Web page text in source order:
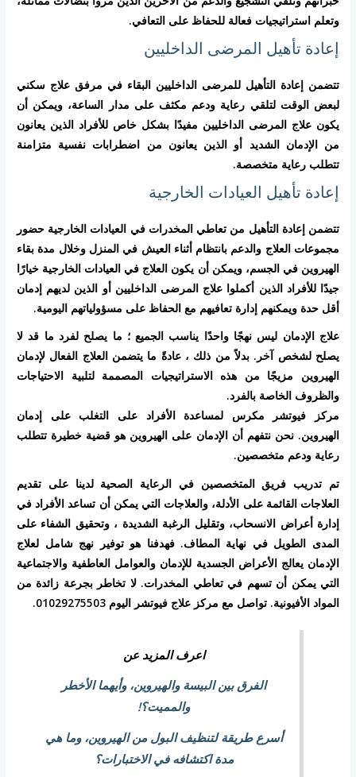
وتعلم استراتيجيات فعالة للحفاظ على التعافي.
إعادة تأهيل المرضى الداخليين
تتضمن إعادة التأهيل للمرضى الداخليين البقاء في مرفق علاج سكني
لبعض الوقت لتلقي رعاية ودعم مكثف على مدار الساعة، ويمكن أن
يكون علاج المرضى الداخليين مفيدًا بشكل خاص للأفراد الذين يعانون
من الإدمان الشديد أو الذين يعانون من اضطرابات نفسية متزامنة
تتطلب رعاية متخصصة.
إعادة تأهيل العيادات الخارجية
تتضمن إعادة التأهيل من تعاطي المخدرات في العيادات الخارجية حضور
مجموعات العلاج والدعم بانتظام أثناء العيش في المنزل وخلال مدة بقاء
الهيروين في الجسم، ويمكن أن يكون العلاج في العيادات الخارجية خيارًا
جيدًا للأفراد الذين أكملوا علاج المرضى الداخليين أو الذين لديهم إدمان
أقل حدة ويمكنهم إدارة تعافيهم مع الحفاظ على مسؤولياتهم اليومية.
علاج الإدمان ليس نهجًا واحدًا يناسب الجميع ؛ ما يصلح لفرد ما قد لا
يصلح لشخص آخر. بدلاً من ذلك ، عادةً ما يتضمن العلاج الفعال لإدمان
الهيروين مزيجًا من هذه الاستراتيجيات المصممة لتلبية الاحتياجات
والظروف الخاصة بالفرد.
مركز فيوتشر مكرس لمساعدة الأفراد على التغلب على إدمان
الهيروين. نحن نتفهم أن الإدمان على الهيروين هو قضية خطيرة تتطلب
رعاية ودعم متخصصين.
تم تدريب فريق المتخصصين في الرعاية الصحية لدينا على تقديم
العلاجات القائمة على الأدلة، والعلاجات التي يمكن أن تساعد الأفراد في
إدارة أعراض الانسحاب، وتقليل الرغبة الشديدة ، وتحقيق الشفاء على
المدى الطويل في نهاية المطاف. فهدفنا هو توفير نهج شامل لعلاج
الإدمان يعالج الأعراض الجسدية للإدمان والعوامل العاطفية والاجتماعية
التي يمكن أن تسهم في تعاطي المخدرات. لا تخاطر بجرعة زائدة من
المواد الأفيونية. تواصل مع مركز علاج فيوتشر اليوم 01029275503.
اعرف المزيد عن
الفرق بين البيسة والهيروين، وأيهما الأخطر
والمميت؟!
أسرع طريقة لتنظيف البول من الهيروين، وما هي
مدة اكتشافه في الاختبارات؟